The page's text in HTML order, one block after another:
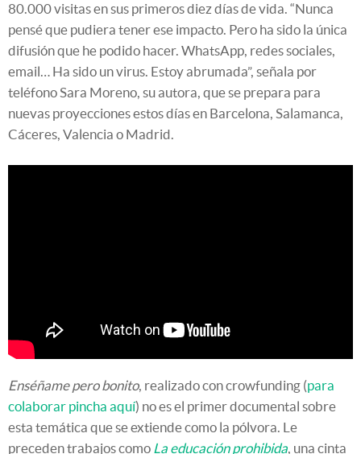
80.000 visitas en sus primeros diez días de vida. “Nunca
pensé que pudiera tener ese impacto. Pero ha sido la única
difusión que he podido hacer. WhatsApp, redes sociales,
email… Ha sido un virus. Estoy abrumada”, señala por
teléfono Sara Moreno, su autora, que se prepara para
nuevas proyecciones estos días en Barcelona, Salamanca,
Cáceres, Valencia o Madrid.
Enséñame pero bonito, realizado con crowfunding (para
colaborar pincha aquí) no es el primer documental sobre
esta temática que se extiende como la pólvora. Le
preceden trabajos como La educación prohibida, una cinta